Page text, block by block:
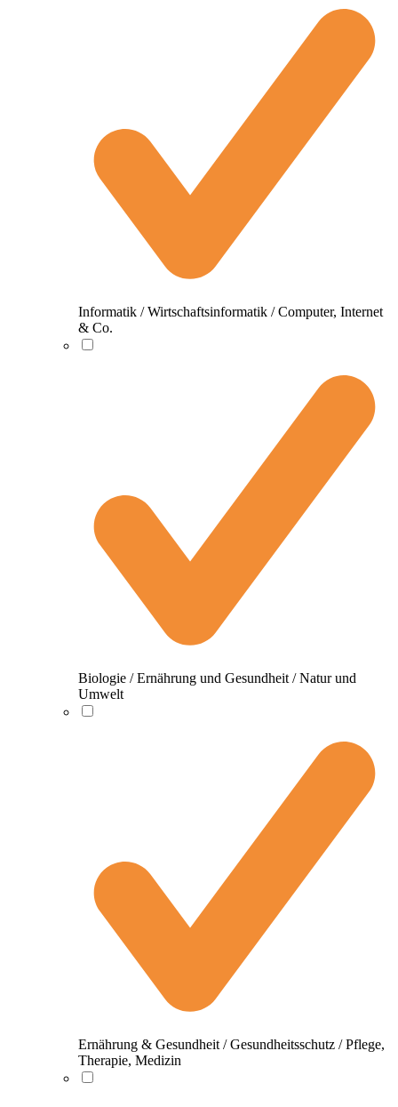
Informatik / Wirtschaftsinformatik / Computer, Internet
& Co.
Biologie / Ernährung und Gesundheit / Natur und
Umwelt
Ernährung & Gesundheit / Gesundheitsschutz / Pflege,
Therapie, Medizin